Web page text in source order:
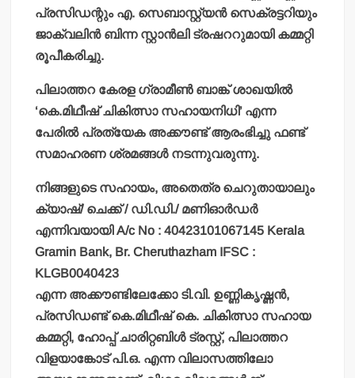
പ്രസിഡന്റും എ. സെബാസ്റ്റ്യന്‍ സെക്രട്ടറിയും
ജാക്വലിന്‍ ബിന്ന സ്റ്റാന്‍ലി ട്രഷററുമായി കമ്മറ്റി
രൂപീകരിച്ചു.
പിലാത്തറ കേരള ഗ്രാമീണ്‍ ബാങ്ക് ശാഖയില്‍
‘കെ.മിഥീഷ് ചികിത്സാ സഹായനിധി’ എന്ന
പേരില്‍ പ്രത്യേക അക്കൗണ്ട് ആരംഭിച്ചു ഫണ്ട്
സമാഹരണ ശ്രമങ്ങള്‍ നടന്നുവരുന്നു.
നിങ്ങളുടെ സഹായം, അതെത്ര ചെറുതായാലും
ക്യാഷ്/ ചെക്ക് / ഡി.ഡി./ മണിഓര്‍ഡര്‍
എന്നിവയായി A/c No : 40423101067145 Kerala
Gramin Bank, Br. Cheruthazham IFSC :
KLGB0040423
എന്ന അക്കൗണ്ടിലേക്കോ ടി.വി. ഉണ്ണികൃഷ്ണന്‍,
പ്രസിഡണ്ട് കെ.മിഥീഷ് കെ. ചികിത്സാ സഹായ
കമ്മറ്റി, ഹോപ്പ് ചാരിറ്റബിള്‍ ട്രസ്റ്റ്, പിലാത്തറ
വിളയാങ്കോട് പി.ഒ. എന്ന വിലാസത്തിലോ